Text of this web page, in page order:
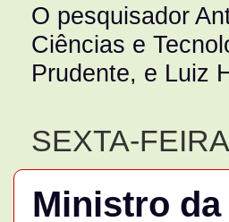
O pesquisador
Ciências e
Prudente, e Luiz
SEXTA-
Ministro